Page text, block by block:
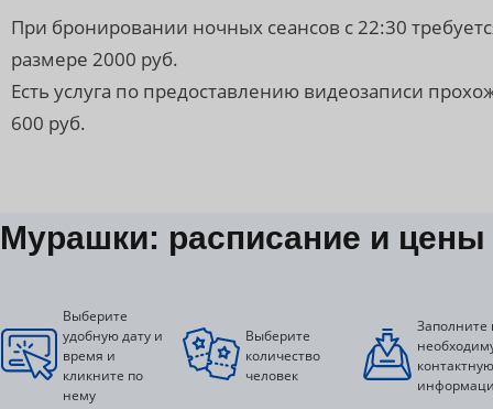
При бронировании ночных сеансов с 22:30
размере 2000 руб.
Есть услуга по предоставлению видеозаписи
600 руб.
Мурашки: расписание и цены
Выберите
удобную дату и
время и
кликните по
нему
Выберите
количество
человек
Заполните
контактную